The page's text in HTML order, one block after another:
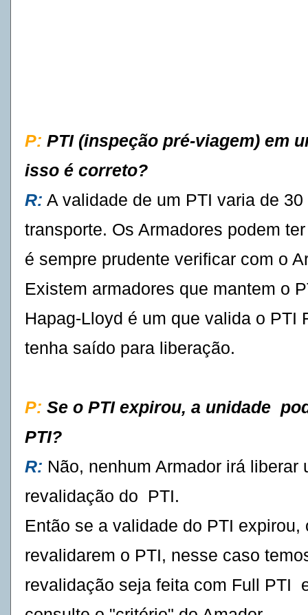
P: PTI (inspeção pré-viagem) em
isso é correto?
R: A validade de um PTI varia de
transporte. Os Armadores podem
é sempre prudente verificar com o
Existem armadores que mantem o
Hapag-Lloyd é um que valida o PTI
tenha saído para liberação.
P: Se o PTI expirou, a unidade
PTI?
R: Não, nenhum Armador irá
revalidação do PTI.
Então se a validade do PTI
revalidarem o PTI, nesse caso
revalidação seja feita com Full PTI